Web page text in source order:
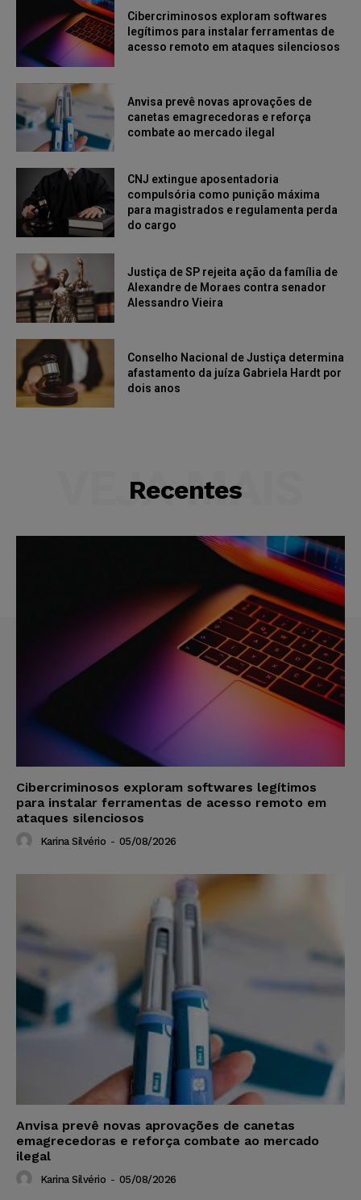
Cibercriminosos exploram softwares
legítimos para instalar ferramentas de
acesso remoto em ataques silenciosos
Anvisa prevê novas aprovações de
canetas emagrecedoras e reforça
combate ao mercado ilegal
CNJ extingue aposentadoria
compulsória como punição máxima
para magistrados e regulamenta perda
do cargo
Justiça de SP rejeita ação da família de
Alexandre de Moraes contra senador
Alessandro Vieira
Conselho Nacional de Justiça determina
afastamento da juíza Gabriela Hardt por
dois anos
Recentes
VEJA MAIS
Cibercriminosos exploram softwares legítimos
para instalar ferramentas de acesso remoto em
ataques silenciosos
Karina Silvério - 05/08/2026
Anvisa prevê novas aprovações de canetas
emagrecedoras e reforça combate ao mercado
ilegal
Karina Silvério - 05/08/2026